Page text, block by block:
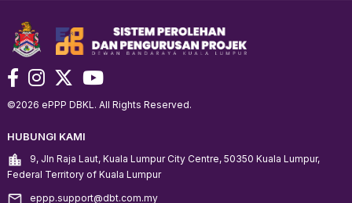
©️2026 ePPP DBKL. All Rights Reserved.
HUBUNGI KAMI
9, Jln Raja Laut, Kuala Lumpur City Centre, 50350 Kuala Lumpur,
Federal Territory of Kuala Lumpur
eppp.support@dbt.com.my